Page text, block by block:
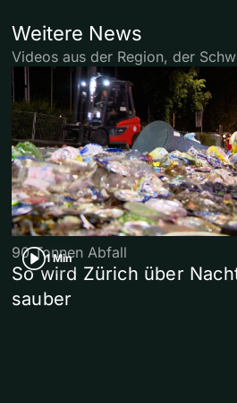
Weitere News
Videos aus der Region, der
1 Min
90 Tonnen Abfall
So wird Zürich über
sauber